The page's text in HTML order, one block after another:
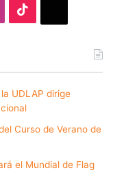
UDLAP dirige
Curso de Verano de
el Mundial de Flag